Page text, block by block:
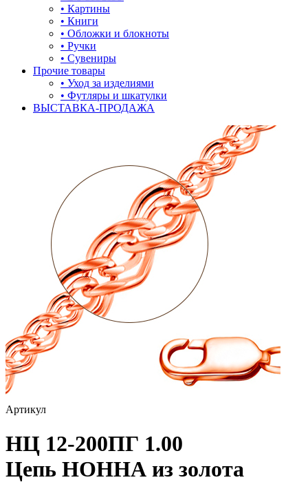
• Картины
• Книги
• Обложки и блокноты
• Ручки
• Сувениры
Прочие товары
• Уход за изделиями
• Футляры и шкатулки
ВЫСТАВКА-ПРОДАЖА
Артикул
НЦ 12-200ПГ 1.00
Цепь НОННА из золота